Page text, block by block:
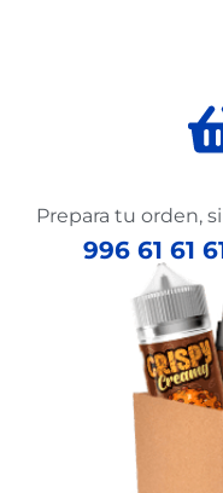
Prepara tu orden,
996 61 61